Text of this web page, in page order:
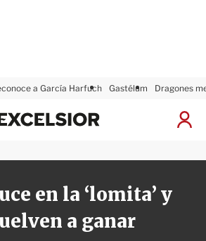
a García Harfuch Gastélum Dragones
I
x
l
i
o
r
en la ‘lomita’ y
a ganar